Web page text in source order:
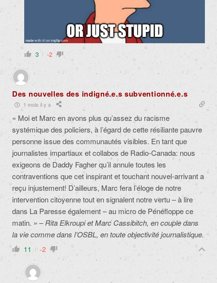
3 -2
Des nouvelles des indigné.e.s subventionné.e.s
1 mois il y a
« Moi et Marc en avons plus qu’assez du racisme
systémique des policiers, à l’égard de cette résiliante pauvre
personne issue des communautés visibles. En tant que
journalistes impartiaux et collabos de Radio-Canada: nous
exigeons de Daddy Fagher qu’il annule toutes les
contraventions que cet inspirant et touchant nouvel-arrivant a
reçu injustement! D’ailleurs, Marc fera l’éloge de notre
intervention citoyenne tout en signalent notre vertu – à lire
dans La Paresse également – au micro de Pénéfloppe ce
matin. » –Rita Elkroupi et Marc Cassibitch, en couple dans
la vie comme dans l’OSBL, en toute objectivité journalistique.
11 -2